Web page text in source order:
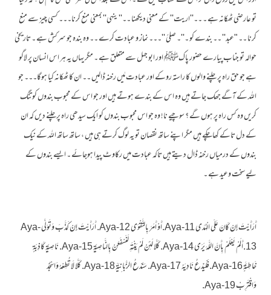
تو عارضی ٹھکانہ ہے ۔ ۔۔''اریت'' کے معنی دیکھنا ۔۔'' ینہی'' بمعنی منع کرنا۔۔۔ کسی چیز سے منع
کرنا ۔۔ "عبد'' ۔۔ بندے کو ۔''۔ صلیََ ''۔۔۔ نماز و عبادت کرے ۔۔ وہ بندہ جو سرکش ہے ۔ تاریخی
حوالہ تو جناب پیارے حضور پاکﷺ اور ابو جہل سے متعلق ہے ۔ مگر یہاں یہ ہر اس انسان پر لاگو
ہے جو حق راہ پر چلنے والوں کا راستہ روکے اور عبادت مٰیں رخنہ ڈالیں ۔۔ ان کا ٹھکانہ کیا ہوگا۔۔۔ جو
اللہ کے آگے جھک جاتے ہیں وہ اس کے بندے ہوتے ہیں اور جو اس کے محبوب بندوں کو تنگ
کریں وہ کس راہ پر ہوں گے ؟ سوچیے نا! وہ جو اس محبوب بندوں کو ایک سیدھی راہ پرچلنے دیں کہ ان
کے دل تاکے کھاچکے ہیں مگر اپنے ساتھ نقصان تو یہ لوگ کرتے ہی ہیں ، ساتھ ساتھ اللہ کے نیک
بندوں کے درمیاں رخنہ ڈال دیتے ہیں تاکہ عبادت میں رکاوٹ پیدا ہوجائے ۔ ایسے بندوں کے
لیے سخت وعید ہے ۔
أَرَأَيْتَ إِنْ كَانَ عَلَى الْهُدَى Aya-11.أَوْ أَمَرَ بِالتَّقْوَى Aya-12. أَرَأَيْتَ إِنْ كَذَّبَ وَتَوَلَّى Aya-
13.أَلَمْ يَعْلَمْ بِأَنَّ اللَّهَ يَرَى Aya-14. كَلَّا لَئِنْ لَمْ يَنْتَهِ لَنَسْفَعَنْ بِالنَّاصِيَةِ Aya-15. نَاصِيَةٍ كَاذِبَةٍ
خَاطِئَةٍ Aya-16.فَلْيَدْعُ نَادِيَهُ Aya-17. سَنَدْعُ الزَّبَانِيَةَ Aya-18. كَلَّا لَا تُطِعْهُ وَاسْجُدْ
وَاقْتَرِبْ Aya-19.